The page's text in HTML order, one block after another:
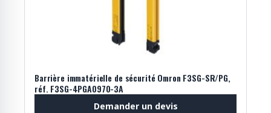
Barrière immatérielle de sécurité Omron F3SG-SR/PG,
réf. F3SG-4PGA0970-3A
Demander un devis